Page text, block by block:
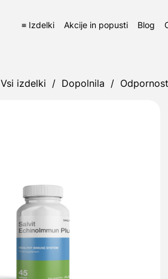
≡ Izdelki Akcije in popusti Blog
Vsi izdelki / Dopolnila / Odpornost